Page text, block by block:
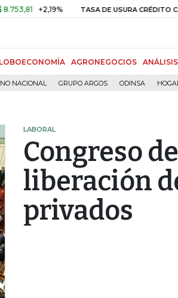
+2,19% TASA DE USURA CRÉDITO CONSUMO
AGRONEGOCIOS ANÁLISIS
NACIONAL GRUPO ARGOS ODINSA
LABORAL
Congreso
liberación
privados